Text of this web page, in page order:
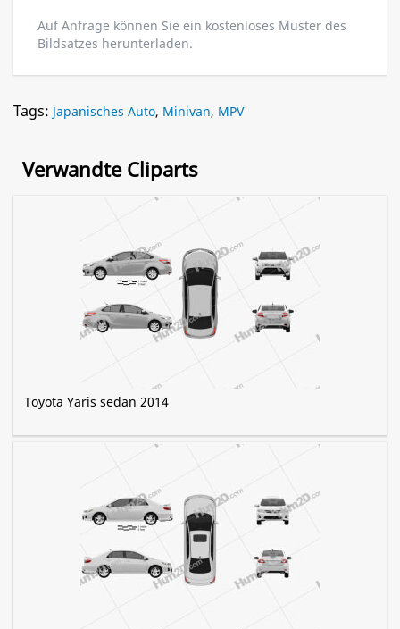
Auf Anfrage können Sie ein kostenloses Muster des
Bildsatzes herunterladen.
Tags: Japanisches Auto, Minivan, MPV
Verwandte Cliparts
Toyota Yaris sedan 2014